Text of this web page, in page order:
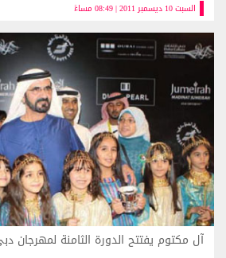
السبت 10 ديسمبر 2011 | 08:49 مساءً
آل مكتوم يفتتح الدورة الثامنة لمهرجان